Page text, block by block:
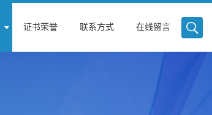
证书荣誉 联系方式 在线留言